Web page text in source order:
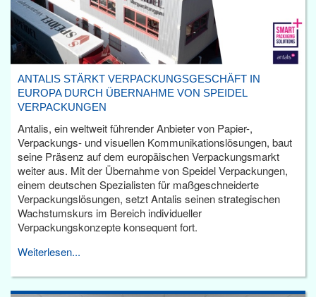
ANTALIS STÄRKT VERPACKUNGSGESCHÄFT IN
EUROPA DURCH ÜBERNAHME VON SPEIDEL
VERPACKUNGEN
Antalis, ein weltweit führender Anbieter von Papier-,
Verpackungs- und visuellen Kommunikationslösungen, baut
seine Präsenz auf dem europäischen Verpackungsmarkt
weiter aus. Mit der Übernahme von Speidel Verpackungen,
einem deutschen Spezialisten für maßgeschneiderte
Verpackungslösungen, setzt Antalis seinen strategischen
Wachstumskurs im Bereich individueller
Verpackungskonzepte konsequent fort.
Weiterlesen...